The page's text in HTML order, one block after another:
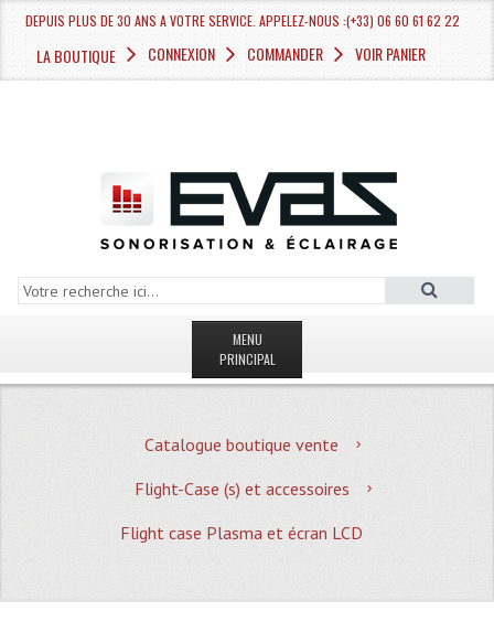
DEPUIS PLUS DE 30 ANS A VOTRE SERVICE. APPELEZ-NOUS :(+33) 06 60 61 62 22
LA BOUTIQUE CONNEXION COMMANDER VOIR PANIER
MENU
PRINCIPAL
MAGASIN
Quoi De Neuf?
Promotions
Catalogue boutique vente
Flight-Case (s) et accessoires
Flight case Plasma et écran LCD